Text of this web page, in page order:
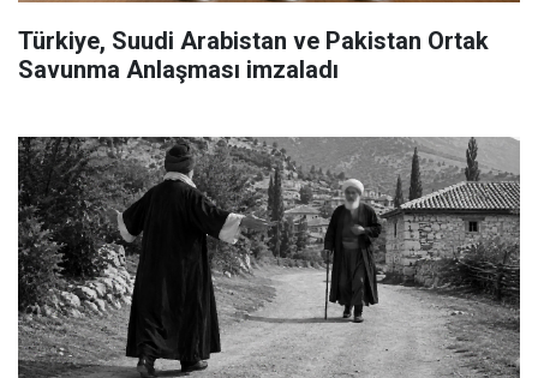
Türkiye, Suudi Arabistan ve Pakistan Ortak
Savunma Anlaşması imzaladı